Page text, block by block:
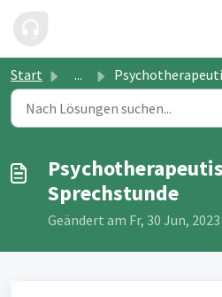
Start ... Psychotherapeutische
Sprechstunde
Geändert am Fr, 30 Jun,